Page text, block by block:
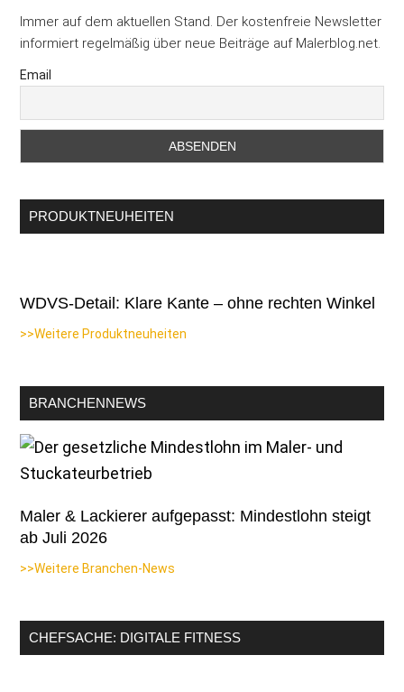
Immer auf dem aktuellen Stand. Der kostenfreie Newsletter
informiert regelmäßig über neue Beiträge auf Malerblog.net.
Email
PRODUKTNEUHEITEN
WDVS-Detail: Klare Kante – ohne rechten Winkel
>>Weitere Produktneuheiten
BRANCHENNEWS
Maler & Lackierer aufgepasst: Mindestlohn steigt
ab Juli 2026
>>Weitere Branchen-News
CHEFSACHE: DIGITALE FITNESS